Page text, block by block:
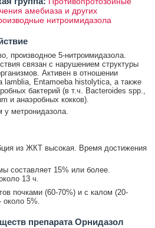
амебиаза и других
нитроимидазола
производное 5-нитроимидазола.
связан с нарушением структуры
Активен в отношении
lamblia, Entamoeba histolytica, а также
бактерий (в т.ч. Bacteroides spp.,
и анаэробных кокков).
у метронидазола.
из ЖКТ высокая. Время достижения
составляет 15% или более.
13 ч.
почками (60-70%) и с калом (20-
около 5%.
препарата Орнидазол